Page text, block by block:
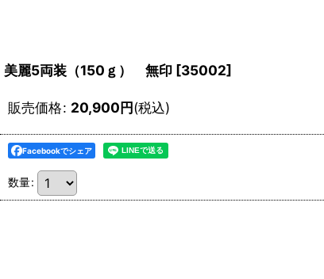
美麗5両装（150ｇ） 無印 [35002]
販売価格: 20,900円(税込)
Facebookでシェア
数量: